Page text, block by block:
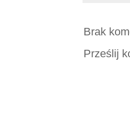
Brak
Prześlij